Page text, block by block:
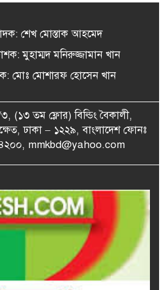
জাবিতে খাল পুনঃখননে বিশেষ
টিম পাঠানো হবে: পানিসম্পদ
মন্ত্রী এ্যানি চৌধুরী
তালিকা প্রস্তুত করা হচ্ছে শীর্ষ
মাদক কারবারিদের: স্বরাষ্ট্রমন্ত্রী
১০ আগস্ট এসএসসি পরীক্ষার
ফল প্রকাশ, দেখবেন যেভাবে
অফিস চলাকালে প্রাইভেট চেম্বারে
চিকিৎসক, বরখাস্তের নির্দেশ
স্বাস্থ্যমন্ত্রীর
শেখ মোস্তাক আহমেদ
মুহাম্মদ মনিরুজ্জামান খান
মোঃ মোশারফ হোসেন খান
(১৩ তম ফ্লোর) বিল্ডিং বৈকালী,
ঢাকা – ১২২৯, বাংলাদেশ ফোনঃ
mmkbd@yahoo.com